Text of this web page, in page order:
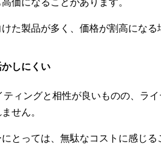
た製品が多く、価格が割高になる
しにくい
ィングと相性が良いものの、ラ
せん。
とっては、無駄なコストに感じる